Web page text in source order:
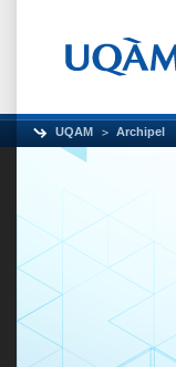
UQAM Archipel